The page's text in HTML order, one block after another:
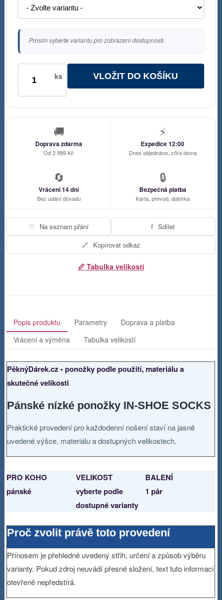
Prosím vyberte variantu pro zobrazení dostupnosti.
ks VLOŽIT DO KOŠÍKU
🚚
Doprava zdarma
Od 2 999 Kč
⚡
Expedice 12:00
Dnes objednáno, zítra doma
🔄
Vrácení 14 dní
Bez udání důvodu
🔒
Bezpečná platba
Karta, převod, dobírka
♡ Na seznam přání f Sdílet
🔗 Kopírovat odkaz
📏 Tabulka velikostí
Popis produktu Parametry
Doprava a platba
Vrácení a výměna
Tabulka velikostí
PěknýDárek.cz • ponožky podle použití, materiálu a
skutečné velikosti
Pánské nízké ponožky IN-SHOE SOCKS
Praktické provedení pro každodenní nošení staví na jasně
uvedené výšce, materiálu a dostupných velikostech.
PRO KOHO
pánské
VELIKOST
vyberte podle
dostupné varianty
BALENÍ
1 pár
Proč zvolit právě toto provedení
Přínosem je přehledně uvedený střih, určení a způsob výběru
varianty. Pokud zdroj neuvádí přesné složení, text tuto informaci
otevřeně nepředstírá.